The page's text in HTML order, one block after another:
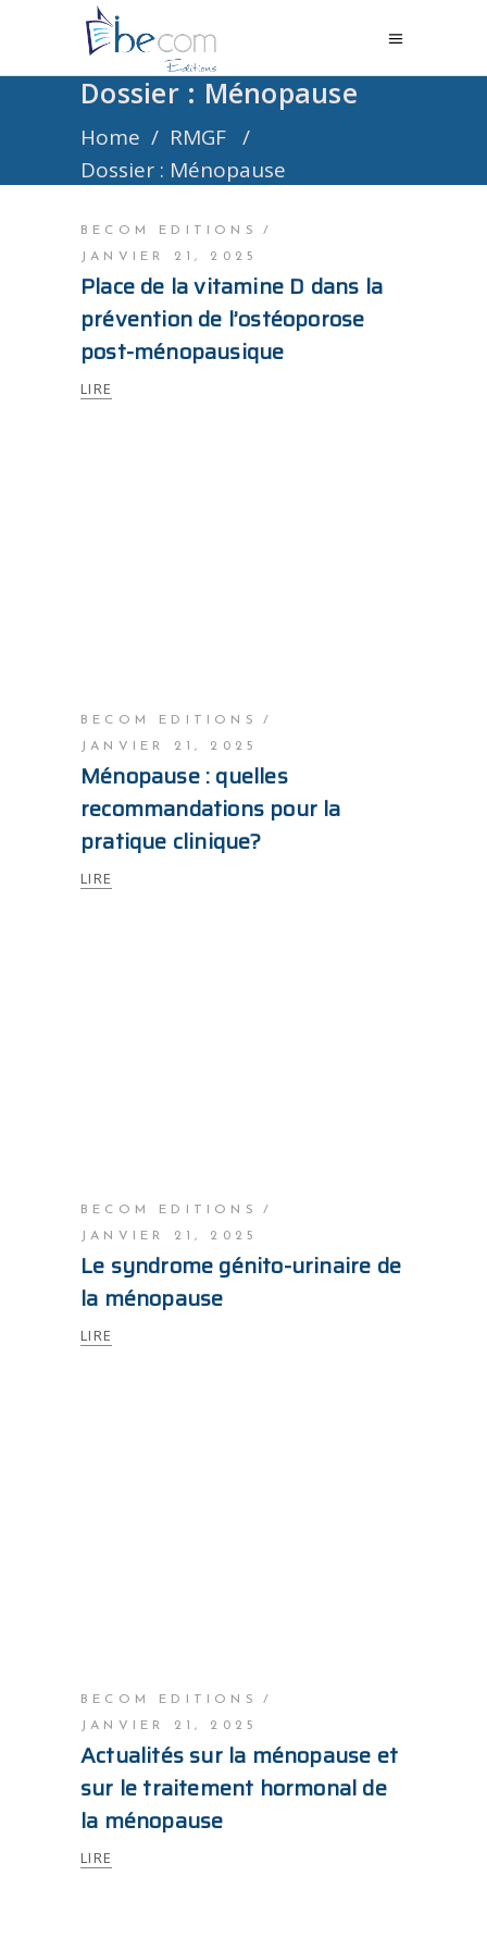
Dossier : Ménopause
Home / RMGF /
Dossier : Ménopause
BECOM EDITIONS
JANVIER 21, 2025
Place de la vitamine D dans la
prévention de l’ostéoporose
post-ménopausique
LIRE
BECOM EDITIONS
JANVIER 21, 2025
Ménopause : quelles
recommandations pour la
pratique clinique?
LIRE
BECOM EDITIONS
JANVIER 21, 2025
Le syndrome génito-urinaire de
la ménopause
LIRE
BECOM EDITIONS
JANVIER 21, 2025
Actualités sur la ménopause et
sur le traitement hormonal de
la ménopause
LIRE